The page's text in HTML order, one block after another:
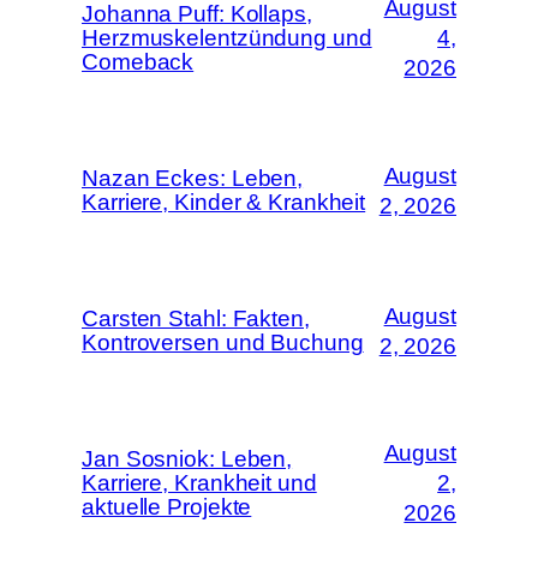
Johanna Puff: Kollaps,
Herzmuskelentzündung und
Comeback
August
4,
2026
Nazan Eckes: Leben,
Karriere, Kinder & Krankheit
August
2, 2026
Carsten Stahl: Fakten,
Kontroversen und Buchung
August
2, 2026
Jan Sosniok: Leben,
Karriere, Krankheit und
aktuelle Projekte
August
2,
2026